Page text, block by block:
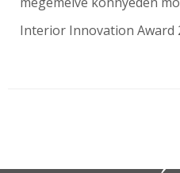
Interior Innovation Award